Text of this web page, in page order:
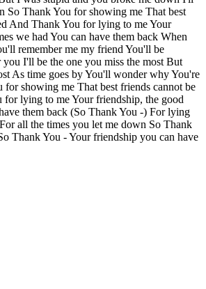
So Thank You for showing me That best
And Thank You for lying to me Your
we had You can have them back When
remember me my friend You'll be
I'll be the one you miss the most But
As time goes by You'll wonder why You're
for showing me That best friends cannot be
for lying to me Your friendship, the good
them back (So Thank You -) For lying
all the times you let me down So Thank
Thank You - Your friendship you can have